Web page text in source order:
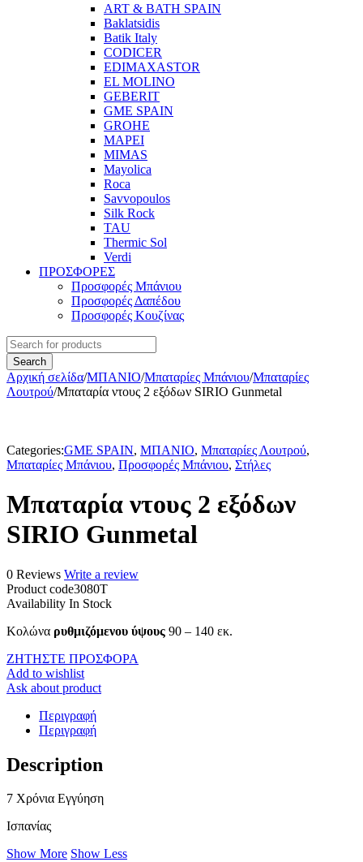
ART & BATH SPAIN
Baklatsidis
Batik Italy
CODICER
EDIMAXASTOR
EL MOLINO
GEBERIT
GME SPAIN
GROHE
MAPEI
MIMAS
Mayolica
Roca
Savvopoulos
Silk Rock
TAU
Thermic Sol
Verdi
ΠΡΟΣΦΟΡΕΣ
Προσφορές Μπάνιου
Προσφορές Δαπέδου
Προσφορές Κουζίνας
Αρχική σελίδα/ΜΠΑΝΙΟ/Μπαταρίες Μπάνιου/Μπαταρίες
Λουτρού/Μπαταρία ντους 2 εξόδων SIRIO Gunmetal
Categories:GME SPAIN, ΜΠΑΝΙΟ, Μπαταρίες Λουτρού,
Μπαταρίες Μπάνιου, Προσφορές Μπάνιου, Στήλες
Μπαταρία ντους 2 εξόδων
SIRIO Gunmetal
0 Reviews Write a review
Product code3080T
Availability In Stock
Κολώνα ρυθμιζόμενου ύψους 90 – 140 εκ.
ΖΗΤΗΣΤΕ ΠΡΟΣΦΟΡΑ
Add to wishlist
Ask about product
Περιγραφή
Περιγραφή
Description
7 Χρόνια Εγγύηση
Ισπανίας
Show More Show Less